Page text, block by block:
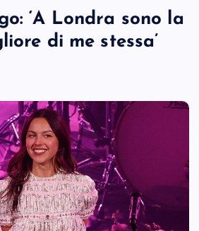
‘A Londra sono la
di me stessa’